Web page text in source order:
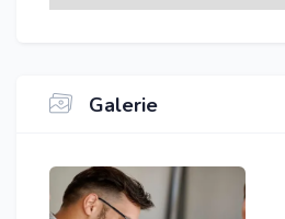
Galerie